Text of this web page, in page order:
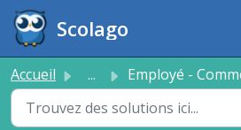
Passer au contenu principal
Scolago
Accueil ... Employé - Comment copier mon